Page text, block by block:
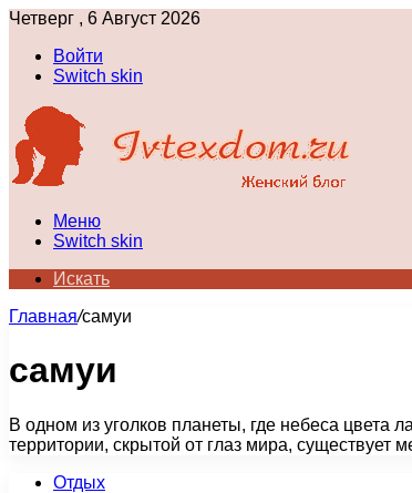
Четверг , 6 Август 2026
Войти
Switch skin
Меню
Switch skin
Искать
Главная/самуи
самуи
В одном из уголков планеты, где небеса цвета
территории, скрытой от глаз мира, существует
Отдых